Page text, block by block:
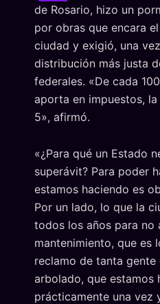
de Rosario, hizo un
por obras que encara
ciudad y exigió, una
distribución más justa
federales. «De cada
aporta en impuestos,
5», afirmó.
«¿Para qué un Estado
superávit? Para poder
estamos haciendo es
Por un lado, lo que la
todos los años para no
mantenimiento, que es
reclamo de tanta gente
arbolado, que estamos
prácticamente una vez